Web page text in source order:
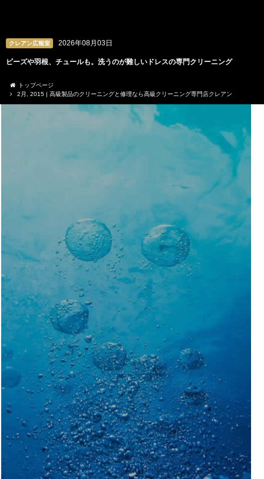
クレアン広報室 2026年08月03日
ビーズや羽根、チュールも。洗うのが難しいドレスの専門クリーニング
トップページ
2月, 2015 | 高級製品のクリーニングと修理なら高級クリーニング専門店クレアン